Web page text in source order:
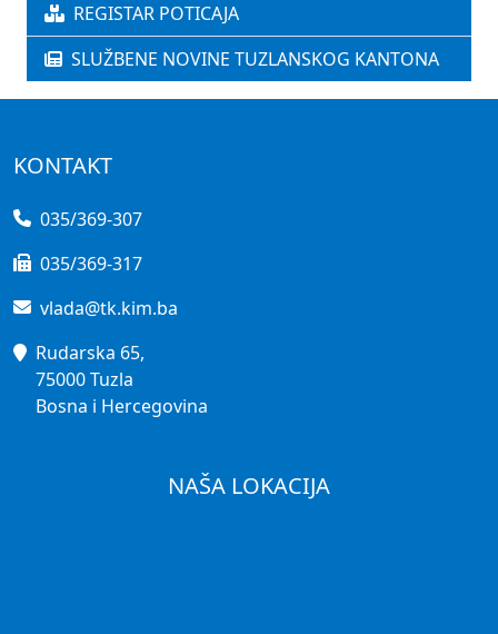
REGISTAR POTICAJA
SLUŽBENE NOVINE TUZLANSKOG KANTONA
KONTAKT
035/369-307
035/369-317
vlada@tk.kim.ba
Rudarska 65,
75000 Tuzla
Bosna i Hercegovina
NAŠA LOKACIJA